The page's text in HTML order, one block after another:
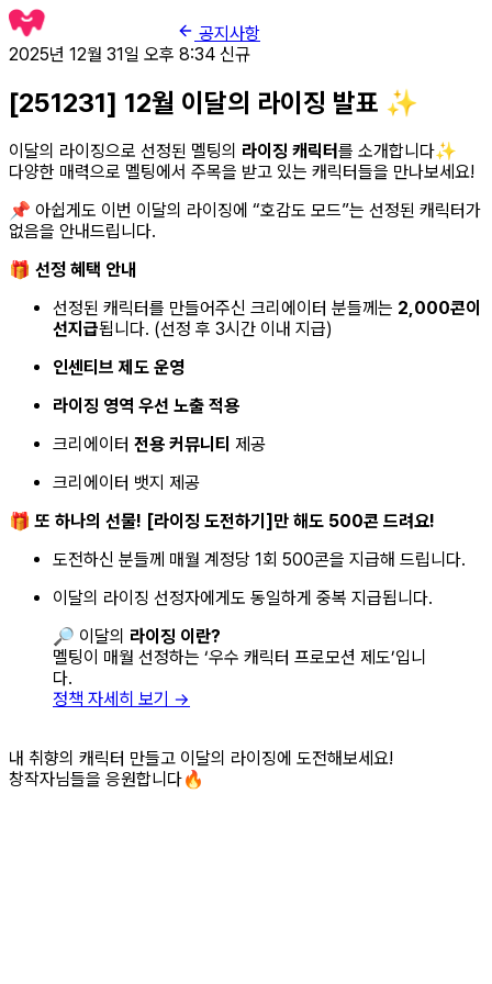
공지사항
2025년 12월 31일 오후 8:34 신규
[251231] 12월 이달의 라이징 발표 ✨
이달의 라이징으로 선정된 멜팅의 라이징 캐릭터를 소개합니다✨
다양한 매력으로 멜팅에서 주목을 받고 있는 캐릭터들을 만나보세요!
📌 아쉽게도 이번 이달의 라이징에 “호감도 모드”는 선정된 캐릭터가
없음을 안내드립니다.
🎁 선정 혜택 안내
선정된 캐릭터를 만들어주신 크리에이터 분들께는 2,000콘이
선지급됩니다. (선정 후 3시간 이내 지급)
인센티브 제도 운영
라이징 영역 우선 노출 적용
크리에이터 전용 커뮤니티 제공
크리에이터 뱃지 제공
🎁또 하나의 선물! [라이징 도전하기]만 해도 500콘 드려요!
도전하신 분들께 매월 계정당 1회 500콘을 지급해 드립니다.
이달의 라이징 선정자에게도 동일하게 중복 지급됩니다.
🔎 이달의 라이징 이란?
멜팅이 매월 선정하는 ‘우수 캐릭터 프로모션 제도’입니
다.
정책 자세히 보기 →
내 취향의 캐릭터 만들고 이달의 라이징에 도전해보세요!
창작자님들을 응원합니다🔥